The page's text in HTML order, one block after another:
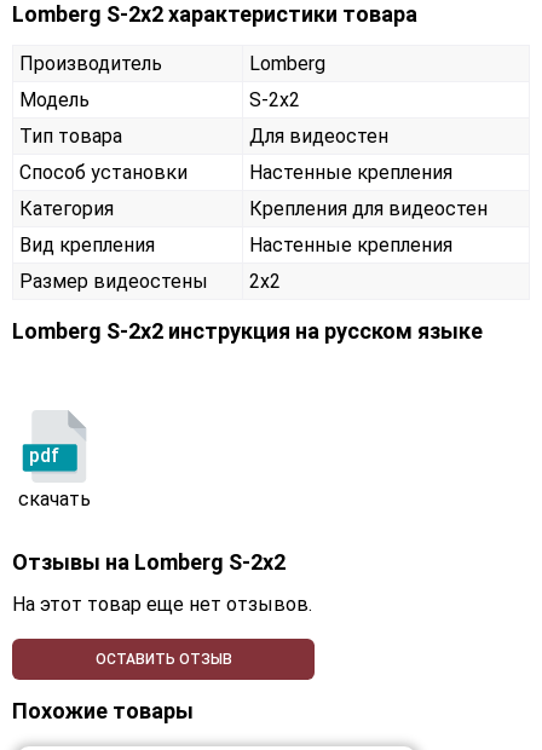
Lomberg S-2х2 характеристики товара
Производитель
Lomberg
Модель
S-2х2
Тип товара
Для видеостен
Способ установки
Настенные крепления
Категория
Крепления для видеостен
Вид крепления
Настенные крепления
Размер видеостены
2x2
Lomberg S-2х2 инструкция на русском языке
pdf
скачать
Отзывы на Lomberg S-2х2
На этот товар еще нет отзывов.
ОСТАВИТЬ ОТЗЫВ
Похожие товары